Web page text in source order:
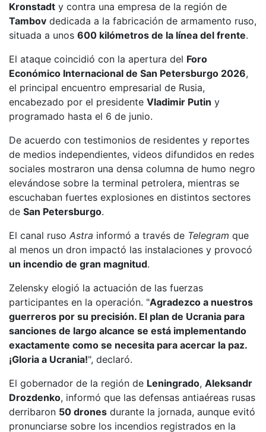
Kronstadt y contra una empresa de la región de
Tambov dedicada a la fabricación de armamento ruso,
situada a unos 600 kilómetros de la línea del frente.
El ataque coincidió con la apertura del Foro
Económico Internacional de San Petersburgo 2026,
el principal encuentro empresarial de Rusia,
encabezado por el presidente Vladimir Putin y
programado hasta el 6 de junio.
De acuerdo con testimonios de residentes y reportes
de medios independientes, videos difundidos en redes
sociales mostraron una densa columna de humo negro
elevándose sobre la terminal petrolera, mientras se
escuchaban fuertes explosiones en distintos sectores
de San Petersburgo.
El canal ruso Astra informó a través de Telegram que
al menos un dron impactó las instalaciones y provocó
un incendio de gran magnitud.
Zelensky elogió la actuación de las fuerzas
participantes en la operación. "Agradezco a nuestros
guerreros por su precisión. El plan de Ucrania para
sanciones de largo alcance se está implementando
exactamente como se necesita para acercar la paz.
¡Gloria a Ucrania!", declaró.
El gobernador de la región de Leningrado, Aleksandr
Drozdenko, informó que las defensas antiaéreas rusas
derribaron 50 drones durante la jornada, aunque evitó
pronunciarse sobre los incendios registrados en la